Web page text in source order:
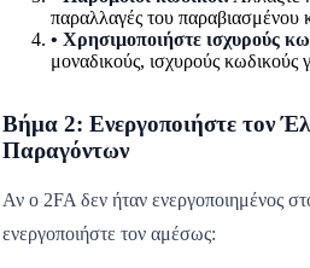
παραλλαγές του παραβιασμένου
• Χρησιμοποιήστε ισχυρούς
μοναδικούς, ισχυρούς κωδικούς
Βήμα 2: Ενεργοποιήστε τον
Παραγόντων
Αν ο 2FA δεν ήταν ενεργοποιημένος
ενεργοποιήστε τον αμέσως: